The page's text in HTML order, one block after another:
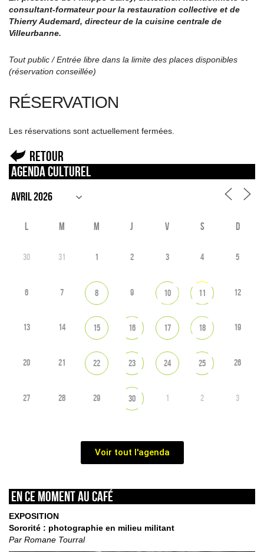
consultant-formateur pour la restauration collective et de
Thierry Audemard, directeur de la cuisine centrale de
Villeurbanne.
Tout public / Entrée libre dans la limite des places disponibles
(réservation conseillée)
RÉSERVATION
Les réservations sont actuellement fermées.
Retour
Agenda culturel
L M M J V S D
30 31 1 2 3 4 5
6 7 8 9 10 11 12
13 14 15 16 17 18 19
20 21 22 23 24 25 26
27 28 29 30 1 2 3
Voir tout l'agenda
En ce moment au café
EXPOSITION
Sororité : photographie en milieu militant
Par Romane Tourral